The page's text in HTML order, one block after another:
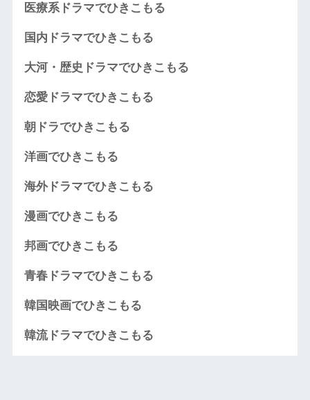
医療系ドラマでひきこもる
国内ドラマでひきこもる
大河・歴史ドラマでひきこもる
恋愛ドラマでひきこもる
朝ドラでひきこもる
洋画でひきこもる
海外ドラマでひきこもる
漫画でひきこもる
邦画でひきこもる
青春ドラマでひきこもる
韓国映画でひきこもる
韓流ドラマでひきこもる